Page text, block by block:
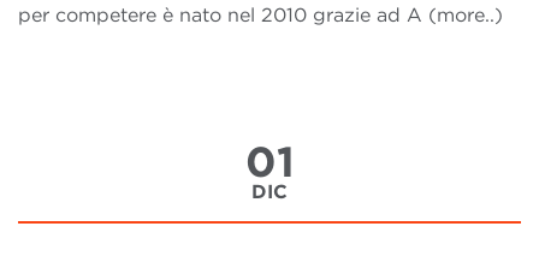
per competere è nato nel 2010 grazie ad A (more..)
01
DIC